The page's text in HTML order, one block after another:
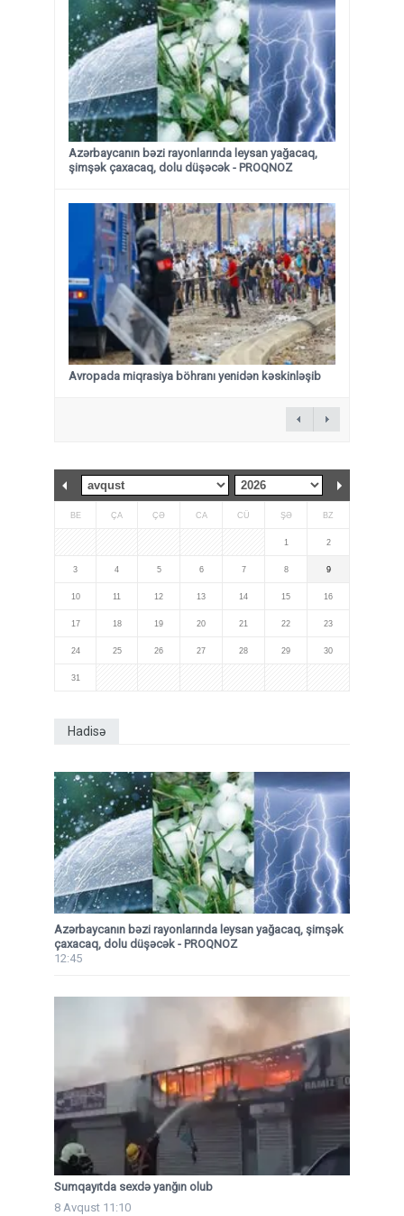
Azərbaycanın bəzi rayonlarında leysan yağacaq,
şimşək çaxacaq, dolu düşəcək - PROQNOZ
Avropada miqrasiya böhranı yenidən kəskinləşib
BE ÇA ÇƏ CA CÜ ŞƏ BZ
1 2
3 4 5 6 7 8 9
10 11 12 13 14 15 16
17 18 19 20 21 22 23
24 25 26 27 28 29 30
31
Hadisə
Azərbaycanın bəzi rayonlarında leysan yağacaq, şimşək
çaxacaq, dolu düşəcək - PROQNOZ
12:45
Sumqayıtda sexdə yanğın olub
8 Avqust 11:10